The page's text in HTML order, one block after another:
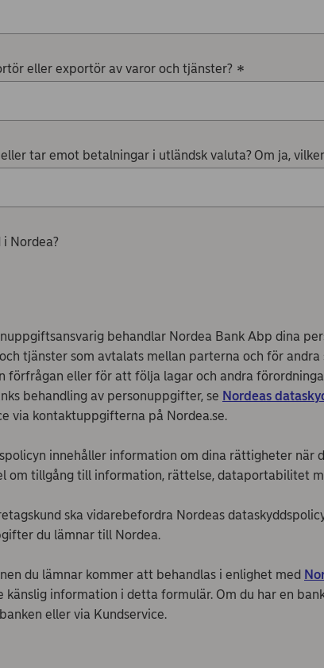
eller exportör av varor och tjänster? *
tar emot betalningar i utländsk valuta? Om ja,
Nordea?
behandlar Nordea Bank Abp dina
tjänster som avtalats mellan parterna och för
förfrågan eller för att följa lagar och andra
behandling av personuppgifter, se Nordeas
via kontaktuppgifterna på Nordea.se.
innehåller information om dina rättigheter när
om tillgång till information, rättelse, dataportabilitet
ska vidarebefordra Nordeas
du lämnar till Nordea.
du lämnar kommer att behandlas i enlighet med
känslig information i detta formulär. Om du har en
eller via Kundservice.